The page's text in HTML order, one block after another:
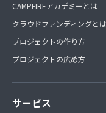
CAMPFIREアカデミーとは
クラウドファンディングとは
プロジェクトの作り方
プロジェクトの広め方
サービス